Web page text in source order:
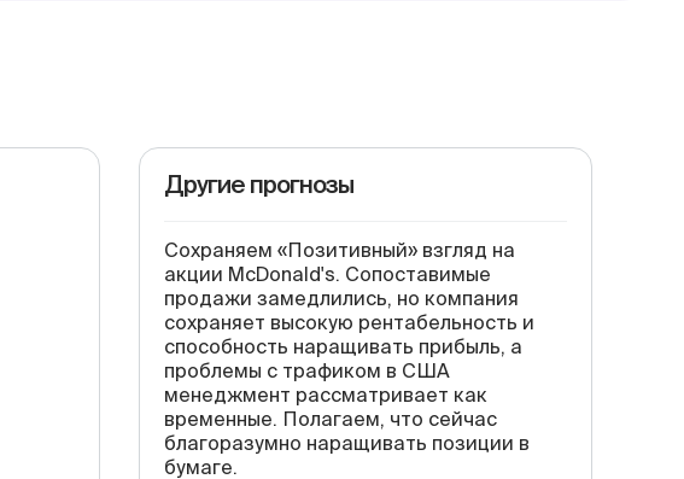
Другие прогнозы
Сохраняем «Позитивный» взгляд на
акции McDonald's. Сопоставимые
продажи замедлились, но компания
сохраняет высокую рентабельность и
способность наращивать прибыль, а
проблемы с трафиком в США
менеджмент рассматривает как
временные. Полагаем, что сейчас
благоразумно наращивать позиции в
бумаге.